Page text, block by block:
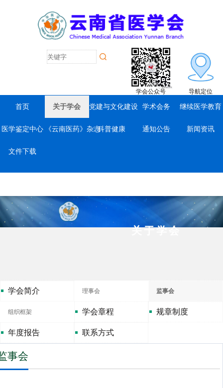
导航定位
学会公众号
首页 关于学会 党建与文化建设 学术会务 继续医学教育
医学鉴定中心 《云南医药》杂志科普健康 通知公告 新闻资讯
文件下载
关于学会
学会简介 理事会 监事会
组织框架 学会章程 规章制度
年度报告 联系方式
事会